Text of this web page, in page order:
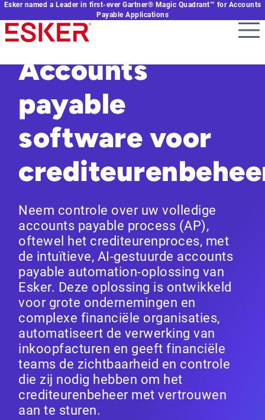
Skip
to
main
content
Esker named a Leader in first-ever Gartner® Magic Quadrant™ for Accounts
Payable Applications
Accounts
payable
software voor
Neem controle over uw volledige
accounts payable process (AP),
oftewel het crediteurenproces, met
de intuïtieve, AI-gestuurde accounts
payable automation-oplossing van
Esker. Deze oplossing is ontwikkeld
voor grote ondernemingen en
complexe financiële organisaties,
automatiseert de verwerking van
inkoopfacturen en geeft financiële
teams de zichtbaarheid en controle
die zij nodig hebben om het
crediteurenbeheer met vertrouwen
aan te sturen.